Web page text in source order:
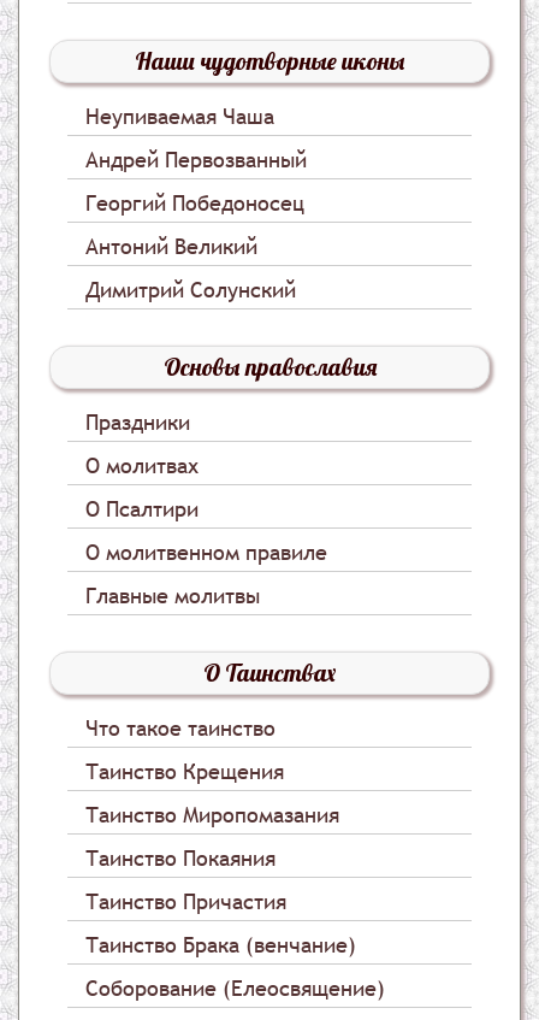
Наши чудотворные иконы
Неупиваемая Чаша
Андрей Первозванный
Георгий Победоносец
Антоний Великий
Димитрий Солунский
Основы православия
Праздники
О молитвах
О Псалтири
О молитвенном правиле
Главные молитвы
О Таинствах
Что такое таинство
Таинство Крещения
Таинство Миропомазания
Таинство Покаяния
Таинство Причастия
Таинство Брака (венчание)
Соборование (Елеосвящение)